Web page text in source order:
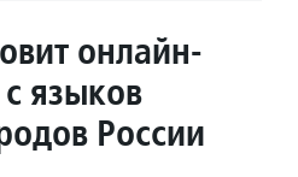
онлайн-
языков
России